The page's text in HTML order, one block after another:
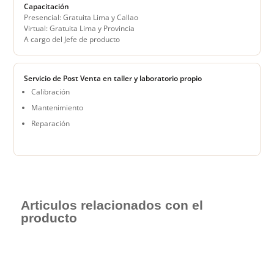
Capacitación
Presencial: Gratuita Lima y Callao
Virtual: Gratuita Lima y Provincia
A cargo del Jefe de producto
Servicio de Post Venta en taller y laboratorio propio
Calibración
Mantenimiento
Reparación
Articulos relacionados con el
producto